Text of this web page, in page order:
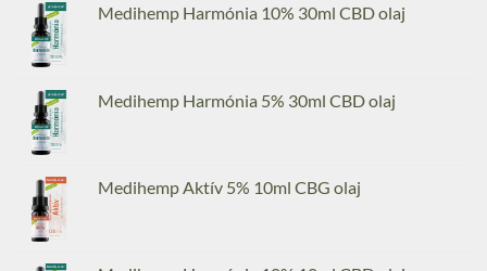
Medihemp Harmónia 10% 30ml CBD olaj
Medihemp Harmónia 5% 30ml CBD olaj
Medihemp Aktív 5% 10ml CBG olaj